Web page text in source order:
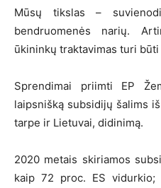
Mūsų tikslas –
bendruomenės narių.
ūkininkų traktavimas turi būti
Sprendimai priimti EP
laipsnišką subsidijų šalims
tarpe ir Lietuvai, didinimą.
2020 metais skiriamos
kaip 72 proc. ES